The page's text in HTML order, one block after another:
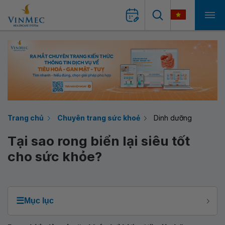
Trang chủ Chuyên trang sức khoẻ Dinh dưỡng
Tại sao rong biển lại siêu tốt
cho sức khỏe?
☰Mục lục